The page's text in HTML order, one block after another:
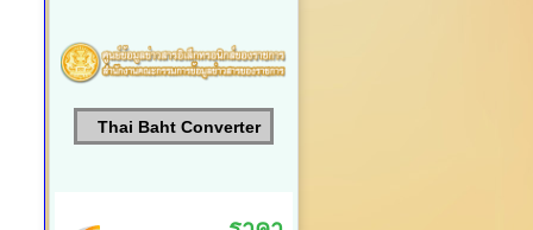
Thai Baht Converter